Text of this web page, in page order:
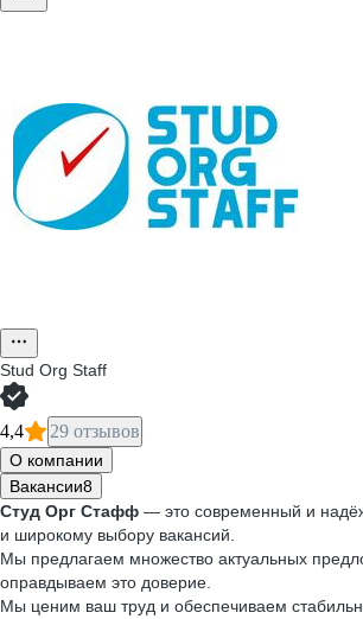
Stud Org Staff
4,4 29 отзывов
О компании
Вакансии8
Студ Орг Стафф — это современный и
и широкому выбору вакансий.
Мы предлагаем множество актуальных
оправдываем это доверие.
Мы ценим ваш труд и обеспечиваем